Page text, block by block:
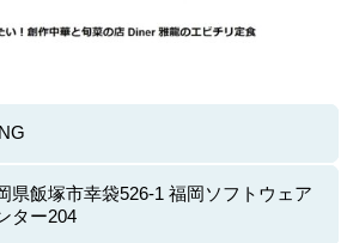
県飯塚市幸袋526-1 福岡ソフトウェア
ター204